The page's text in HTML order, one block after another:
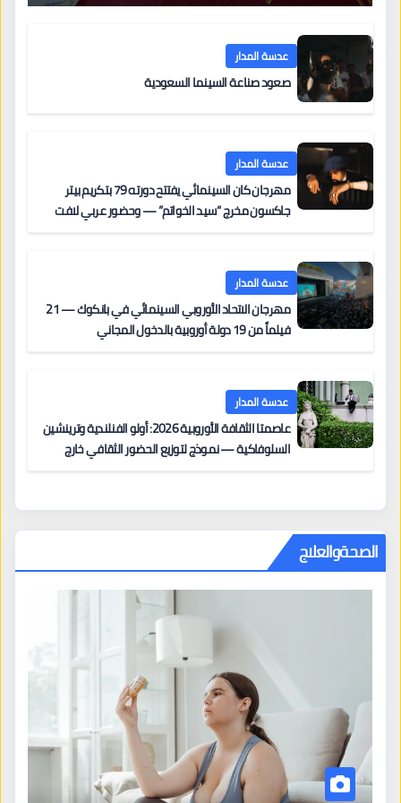
عدسة المدار
صعود صناعة السينما السعودية
عدسة المدار
مهرجان كان السينمائي يفتتح دورته 79 بتكريم بيتر
جاكسون مخرج “سيد الخواتم” — وحضور عربي لافت
عدسة المدار
مهرجان الاتحاد الأوروبي السينمائي في بانكوك — 21
فيلماً من 19 دولة أوروبية بالدخول المجاني
عدسة المدار
عاصمتا الثقافة الأوروبية 2026: أولو الفنلندية وترينشين
السلوفاكية — نموذج لتوزيع الحضور الثقافي خارج
الصحةوالعلاج